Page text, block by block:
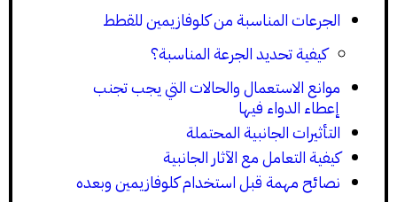
الجرعات المناسبة من كلوفازيمين للقطط
كيفية تحديد الجرعة المناسبة؟
موانع الاستعمال والحالات التي يجب تجنب
إعطاء الدواء فيها
التأثيرات الجانبية المحتملة
كيفية التعامل مع الآثار الجانبية
نصائح مهمة قبل استخدام كلوفازيمين وبعده